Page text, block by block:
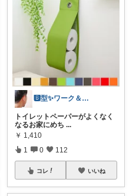
🅱️型✨ワーク＆ライフスタイル💪
トイレットペーパーがよくなく
なるお家にめち ...
￥ 1,410
1 0 112
コレ いいね